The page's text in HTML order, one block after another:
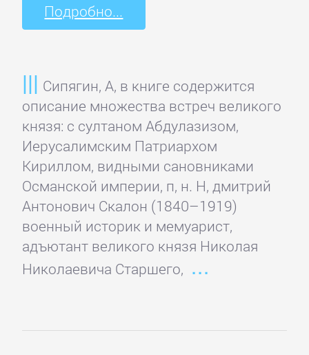
Подробно...
Сипягин, А, в книге содержится
описание множества встреч великого
князя: с султаном Абдулазизом,
Иерусалимским Патриархом
Кириллом, видными сановниками
Османской империи, п, н. Н, дмитрий
Антонович Скалон (1840–1919)
военный историк и мемуарист,
адъютант великого князя Николая
Николаевича Старшего,
ДЕТЕКТИВЫ
Зарубежные
детективы
Иронические
детективы
Исторические
детективы
Классические